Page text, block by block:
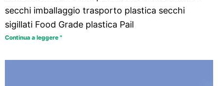
secchi imballaggio trasporto plastica secchi
sigillati Food Grade plastica Pail
Continua a leggere "